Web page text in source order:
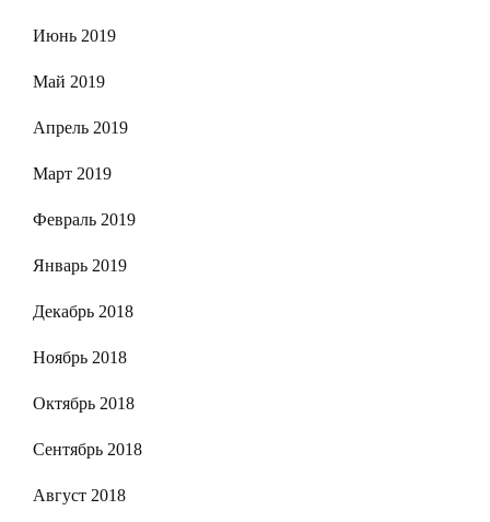
Июнь 2019
Май 2019
Апрель 2019
Март 2019
Февраль 2019
Январь 2019
Декабрь 2018
Ноябрь 2018
Октябрь 2018
Сентябрь 2018
Август 2018